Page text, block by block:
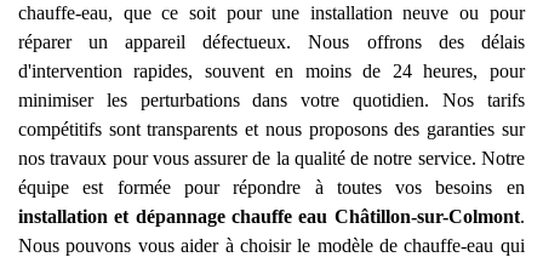
chauffe-eau, que ce soit pour une installation neuve ou pour
réparer un appareil défectueux. Nous offrons des délais
d'intervention rapides, souvent en moins de 24 heures, pour
minimiser les perturbations dans votre quotidien. Nos tarifs
compétitifs sont transparents et nous proposons des garanties sur
nos travaux pour vous assurer de la qualité de notre service. Notre
équipe est formée pour répondre à toutes vos besoins en
installation et dépannage chauffe eau Châtillon-sur-Colmont.
Nous pouvons vous aider à choisir le modèle de chauffe-eau qui